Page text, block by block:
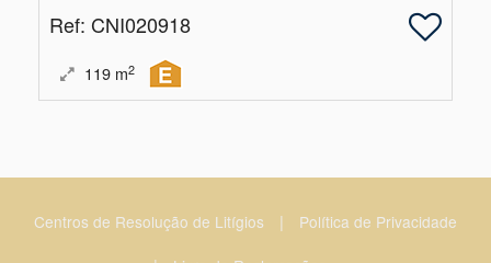
Ref: CNI020918
119 m2
Centros de Resolução de Litígios | Política de Privacidade